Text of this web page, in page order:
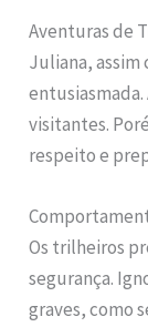
Aventuras de
Juliana,
visitantes.
respeito e
Os trilheiros
segurança.
graves, como